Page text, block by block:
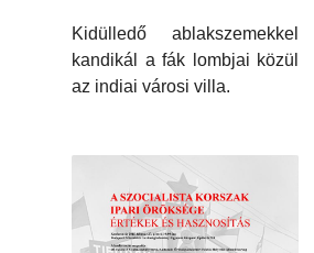
Kidülledő ablakszemekkel
kandikál a fák lombjai közül
az indiai városi villa.